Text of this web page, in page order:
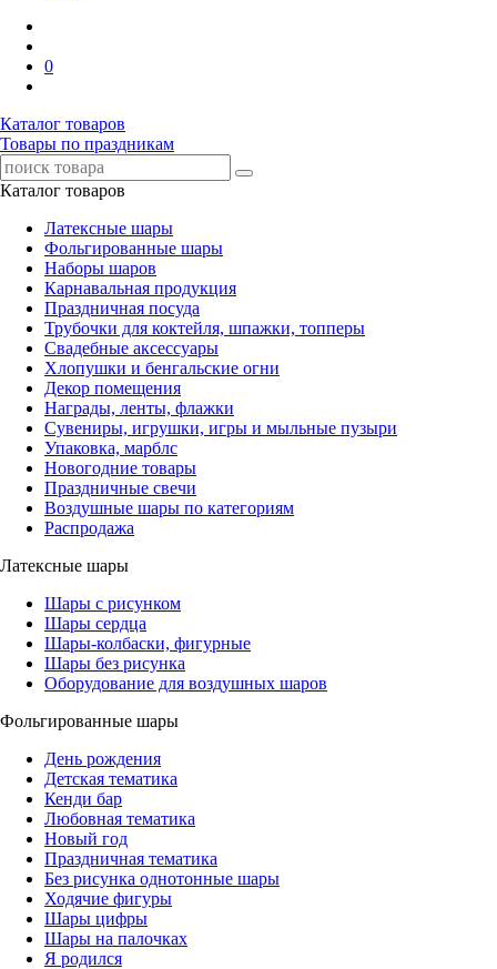
0
Каталог товаров
Товары по праздникам
Каталог товаров
Латексные шары
Фольгированные шары
Наборы шаров
Карнавальная продукция
Праздничная посуда
Трубочки для коктейля, шпажки, топперы
Свадебные аксессуары
Хлопушки и бенгальские огни
Декор помещения
Награды, ленты, флажки
Сувениры, игрушки, игры и мыльные пузыри
Упаковка, марблс
Новогодние товары
Праздничные свечи
Воздушные шары по категориям
Распродажа
Латексные шары
Шары с рисунком
Шары сердца
Шары-колбаски, фигурные
Шары без рисунка
Оборудование для воздушных шаров
Фольгированные шары
День рождения
Детская тематика
Кенди бар
Любовная тематика
Новый год
Праздничная тематика
Без рисунка однотонные шары
Ходячие фигуры
Шары цифры
Шары на палочках
Я родился